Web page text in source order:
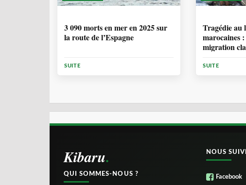
3 090 morts en mer en 2025 sur
la route de l’Espagne
SUITE
Tragédie au
marocaines
migration
SUITE
Kibaru
QUI SOMMES-NOUS ?
NOUS
Facebook